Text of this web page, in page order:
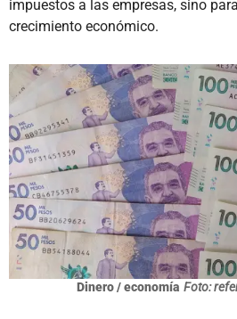
impuestos a las empresas, sino
crecimiento económico.
Dinero / economía Foto: